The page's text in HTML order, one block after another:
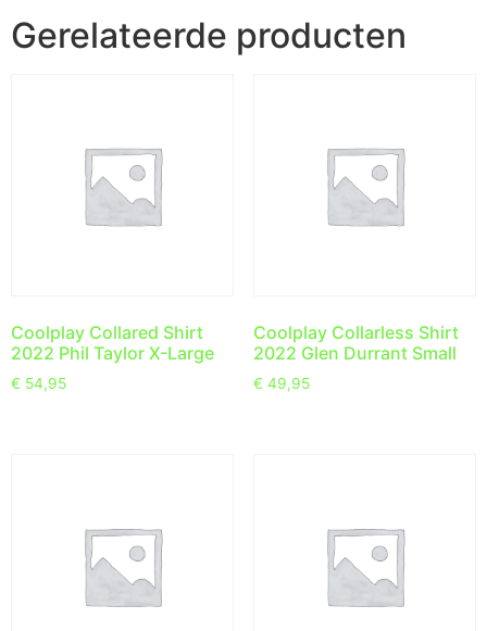
Gerelateerde producten
Coolplay Collared Shirt
2022 Phil Taylor X-Large
€ 54,95
Coolplay Collarless Shirt
2022 Glen Durrant Small
€ 49,95